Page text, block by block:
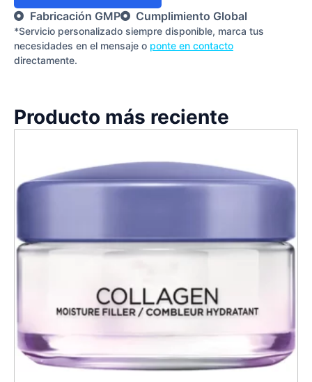
Fabricación GMP
Cumplimiento Global
*Servicio personalizado siempre disponible, marca tus
necesidades en el mensaje o ponte en contacto
directamente.
Producto más reciente